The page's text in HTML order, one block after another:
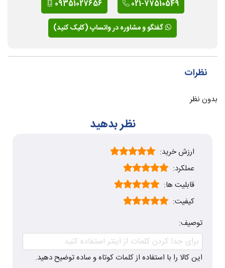
021-77510549
09351027656
گفتگو و مشاوره در واتساپ (کلیک کنید)
نظرات
بدون نظر
نظر بدهید
ارزش خرید:
عملکرد:
قابلیت ها:
کیفیت:
توصیف:
این کالا را با استفاده از کلمات کوتاه و ساده توضیح دهید.